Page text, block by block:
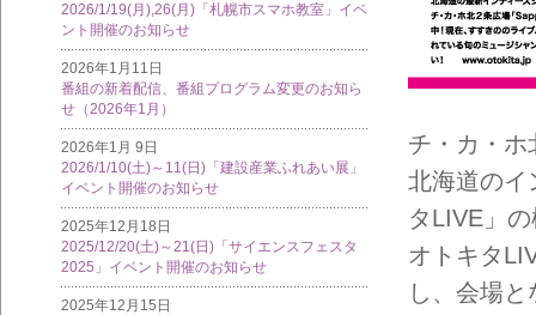
2026/1/19(月),26(月)「札幌市スマホ教室」イベ
ント開催のお知らせ
2026年1月11日
番組の新着配信、番組プログラム変更のお知ら
せ（2026年1月）
2026年1月 9日
2026/1/10(土)～11(日)「建設産業ふれあい展」
イベント開催のお知らせ
2025年12月18日
2025/12/20(土)～21(日)「サイエンスフェスタ
2025」イベント開催のお知らせ
2025年12月15日
チ・カ・ホ
北海道のイ
タLIVE」
オトキタ
し、会場